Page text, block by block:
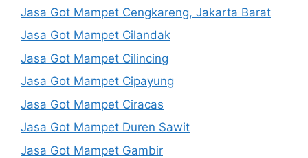
Jasa Got Mampet Cengkareng, Jakarta Barat
Jasa Got Mampet Cilandak
Jasa Got Mampet Cilincing
Jasa Got Mampet Cipayung
Jasa Got Mampet Ciracas
Jasa Got Mampet Duren Sawit
Jasa Got Mampet Gambir